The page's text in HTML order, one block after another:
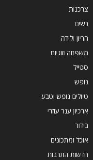
צרכנות
נשים
הריון ולידה
משפחה וזוגיות
סטייל
נופש
טיולים נופש וטבע
ארכיון ענר עוזרי
בידור
אוכל ומתכונים
חדשות התרבות